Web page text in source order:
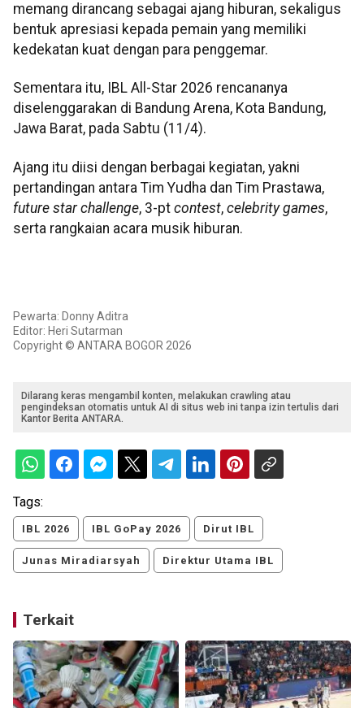
memang dirancang sebagai ajang hiburan, sekaligus
bentuk apresiasi kepada pemain yang memiliki
kedekatan kuat dengan para penggemar.
Sementara itu, IBL All-Star 2026 rencananya
diselenggarakan di Bandung Arena, Kota Bandung,
Jawa Barat, pada Sabtu (11/4).
Ajang itu diisi dengan berbagai kegiatan, yakni
pertandingan antara Tim Yudha dan Tim Prastawa,
future star challenge, 3-pt contest, celebrity games,
serta rangkaian acara musik hiburan.
Pewarta: Donny Aditra
Editor: Heri Sutarman
Copyright © ANTARA BOGOR 2026
Dilarang keras mengambil konten, melakukan crawling atau
pengindeksan otomatis untuk AI di situs web ini tanpa izin tertulis dari
Kantor Berita ANTARA.
Tags:
IBL 2026 IBL GoPay 2026 Dirut IBL
Junas Miradiarsyah Direktur Utama IBL
Terkait